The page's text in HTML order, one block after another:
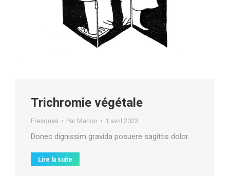
Trichromie végétale
Fresques Par Marion 1 avril 2023
Donec dignissim gravida posuere sagittis dolor.
Lire la suite